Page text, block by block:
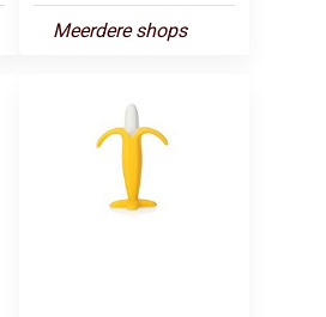
Meerdere shops